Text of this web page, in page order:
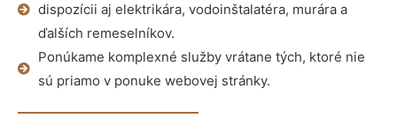
dispozícii aj elektrikára, vodoinštalatéra, murára a
ďalších remeselníkov.
Ponúkame komplexné služby vrátane tých, ktoré nie
sú priamo v ponuke webovej stránky.